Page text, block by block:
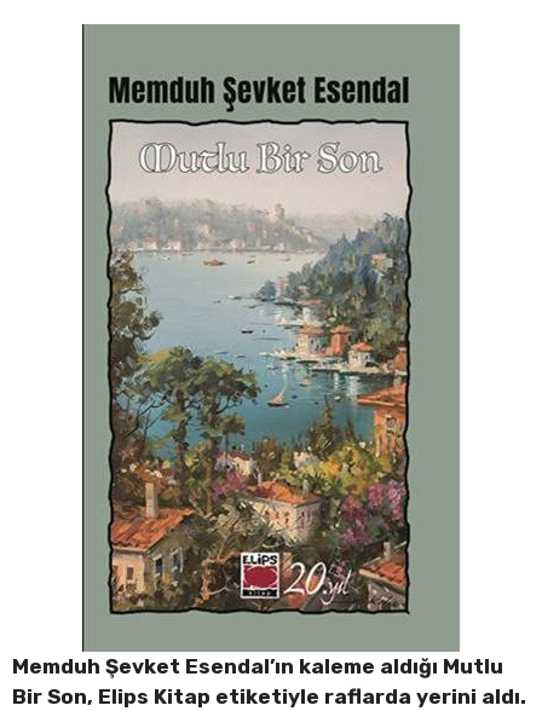
Memduh Şevket Esendal’ın kaleme aldığı Mutlu
Bir Son, Elips Kitap etiketiyle raflarda yerini aldı.